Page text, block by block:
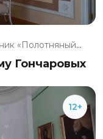
Музей-заповедник «Полотняный З...
Гончаровых
12+